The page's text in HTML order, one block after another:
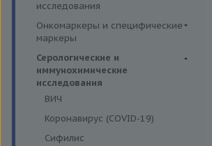
Обмен белков
Обмен железа
Углеводный обмен
Ферменты
влагалища
Вирусы герпеса 6,7,8 типов
Гепатит G
Гонорея
Лептоспироз
исследования
Кал
Кровь
Мокрота
Моча
Микроскопические
исследования
Онкомаркеры и специфические
маркеры
Онкомаркеры
Специфические маркеры
Серологические и
иммунохимические
исследования
ВИЧ
Коронавирус (COVID-19)
Сифилис